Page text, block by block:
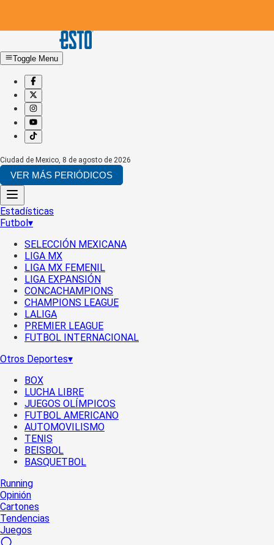
Toggle Menu
Ciudad de Mexico, 8 de agosto de 2026
VER MÁS PERIÓDICOS
Estadísticas
Futbol▾
SELECCIÓN MEXICANA
LIGA MX
LIGA MX FEMENIL
LIGA EXPANSIÓN
CONCACHAMPIONS
CHAMPIONS LEAGUE
LALIGA
PREMIER LEAGUE
FUTBOL INTERNACIONAL
Otros Deportes▾
BOX
LUCHA LIBRE
JUEGOS OLÍMPICOS
FUTBOL AMERICANO
AUTOMOVILISMO
TENIS
BEISBOL
BASQUETBOL
Running
Opinión
Cartones
Tendencias
Juegos